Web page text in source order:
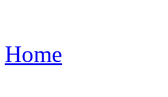
Home